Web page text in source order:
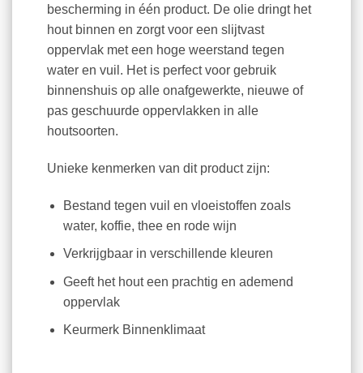
bescherming in één product. De olie dringt het
hout binnen en zorgt voor een slijtvast
oppervlak met een hoge weerstand tegen
water en vuil. Het is perfect voor gebruik
binnenshuis op alle onafgewerkte, nieuwe of
pas geschuurde oppervlakken in alle
houtsoorten.
Unieke kenmerken van dit product zijn:
Bestand tegen vuil en vloeistoffen zoals
water, koffie, thee en rode wijn
Verkrijgbaar in verschillende kleuren
Geeft het hout een prachtig en ademend
oppervlak
Keurmerk Binnenklimaat